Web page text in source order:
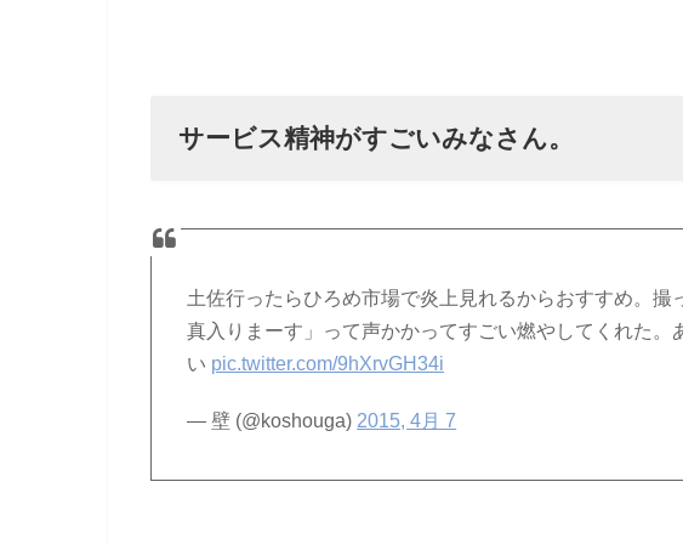
サービス精神がすごいみなさん。
土佐行ったらひろめ市場で炎上見れるからおすすめ。撮
真入りまーす」って声かかってすごい燃やしてくれた。
い pic.twitter.com/9hXrvGH34i
— 壁 (@koshouga)2015, 4月 7